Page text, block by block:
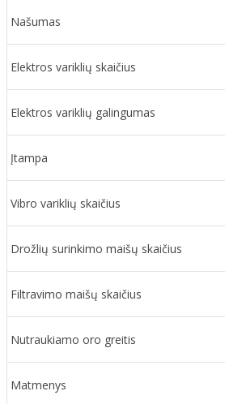
Našumas
Elektros variklių skaičius
Elektros variklių galingumas
Įtampa
Vibro variklių skaičius
Drožlių surinkimo maišų skaičius
Filtravimo maišų skaičius
Nutraukiamo oro greitis
Matmenys